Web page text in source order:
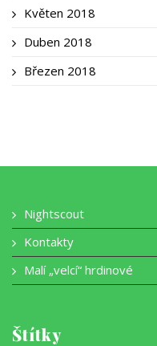
Květen 2018
Duben 2018
Březen 2018
Nightscout
Kontakty
Malí „velcí“ hrdinové
Štítky